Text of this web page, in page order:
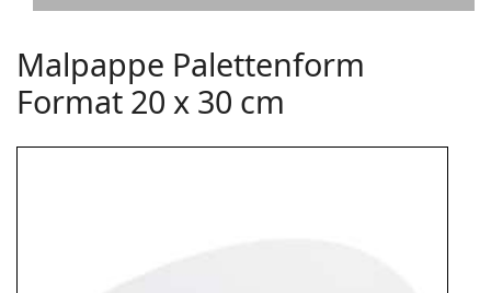
Malpappe Palettenform
Format 20 x 30 cm